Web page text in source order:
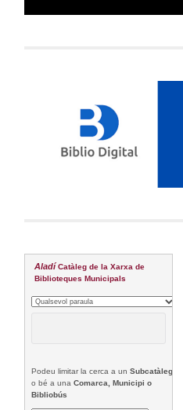
Aladí Catàleg de la Xarxa de
Biblioteques Municipals
Podeu limitar la cerca a unSubcatàleg
o bé a unaComarca, Municipi o
Bibliobús